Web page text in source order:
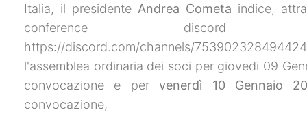
Italia, il presidente Andrea Cometa indice,
conference
https://discord.com/channels/
l'assemblea ordinaria dei soci per giovedi 09
convocazione e pervenerdì 10 Gennaio
convocazione,